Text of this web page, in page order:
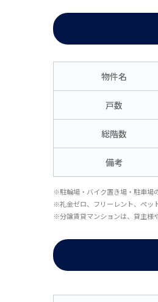
物件名
戸数
総階数
備考
※駐輪場・バイク置き場・駐車場
※礼金ゼロ、フリーレント、ペッ
※分譲賃貸マンションは、貸主様